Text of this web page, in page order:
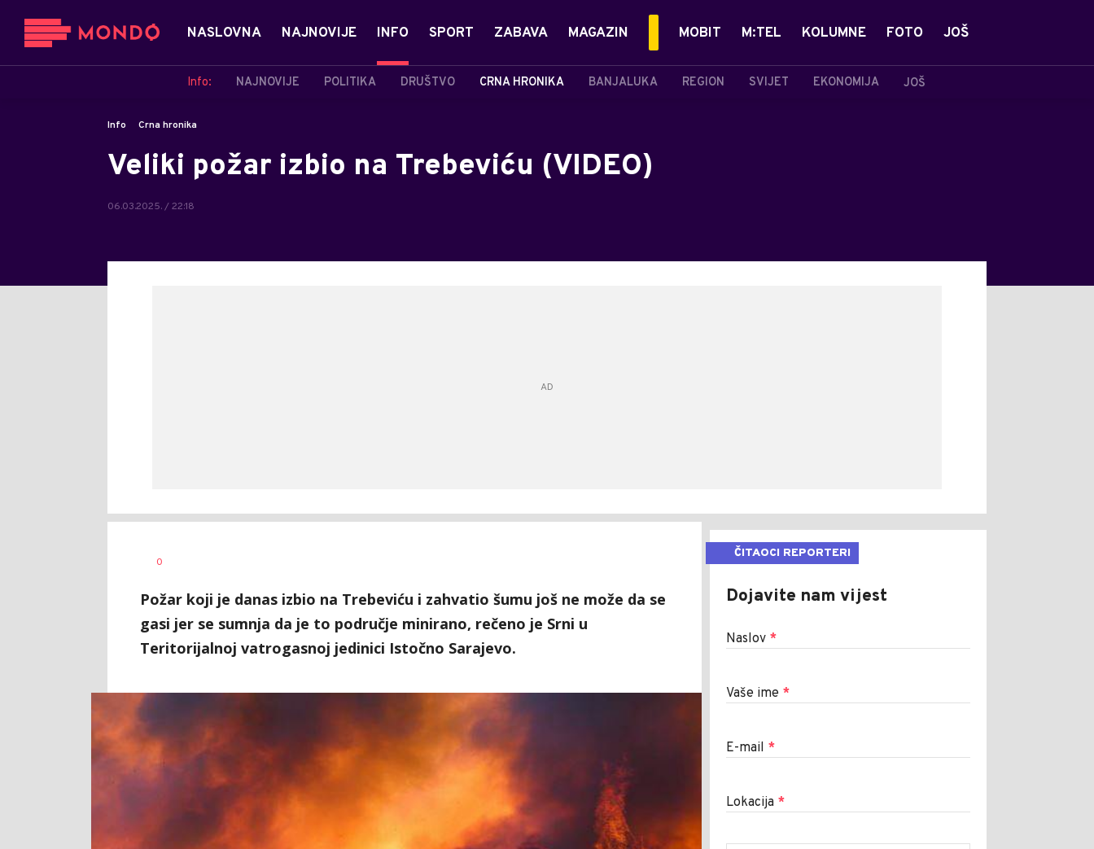
NASLOVNA NAJNOVIJE INFO
Info: NAJNOVIJE POLITIKA DRUŠTVO CRNA HRONIKA BANJALUKA REGION SVIJET EKONOMIJA JOŠ
SPORT ZABAVA MAGAZIN MOBIT M:TEL KOLUMNE FOTO JOŠ
Info Crna hronika
Veliki požar izbio na Trebeviću (VIDEO)
06.03.2025. / 22:18
AUTOR
0
Požar koji je danas izbio na Trebeviću i zahvatio šumu još ne može da se
gasi jer se sumnja da je to područje minirano, rečeno je Srni u
Teritorijalnoj vatrogasnoj jedinici Istočno Sarajevo.
ČITAOCI REPORTERI
Dojavite nam vijest
Naslov *
Vaše ime *
E-mail *
Lokacija *